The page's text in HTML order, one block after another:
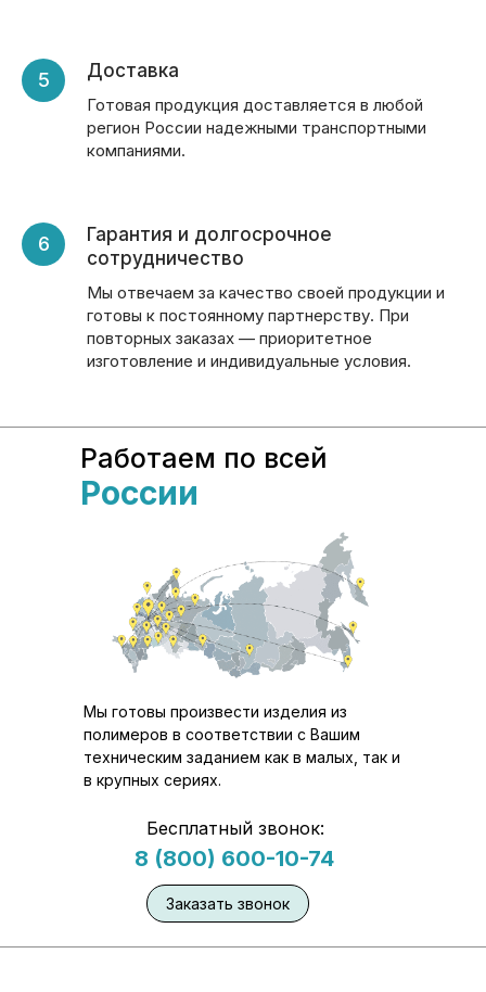
Доставка
Готовая продукция доставляется в любой
регион России надежными транспортными
компаниями.
Гарантия и долгосрочное
сотрудничество
Мы отвечаем за качество своей продукции и
готовы к постоянному партнерству. При
повторных заказах — приоритетное
изготовление и индивидуальные условия.
Работаем по всей
России
Мы готовы произвести изделия из
полимеров в соответствии с Вашим
техническим заданием как в малых, так и
в крупных сериях.
Бесплатный звонок:
8 (800) 600-10-74
Заказать звонок